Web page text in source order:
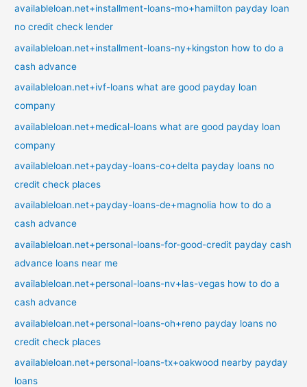
availableloan.net+installment-loans-mo+hamilton payday loan
no credit check lender
availableloan.net+installment-loans-ny+kingston how to do a
cash advance
availableloan.net+ivf-loans what are good payday loan
company
availableloan.net+medical-loans what are good payday loan
company
availableloan.net+payday-loans-co+delta payday loans no
credit check places
availableloan.net+payday-loans-de+magnolia how to do a
cash advance
availableloan.net+personal-loans-for-good-credit payday cash
advance loans near me
availableloan.net+personal-loans-nv+las-vegas how to do a
cash advance
availableloan.net+personal-loans-oh+reno payday loans no
credit check places
availableloan.net+personal-loans-tx+oakwood nearby payday
loans